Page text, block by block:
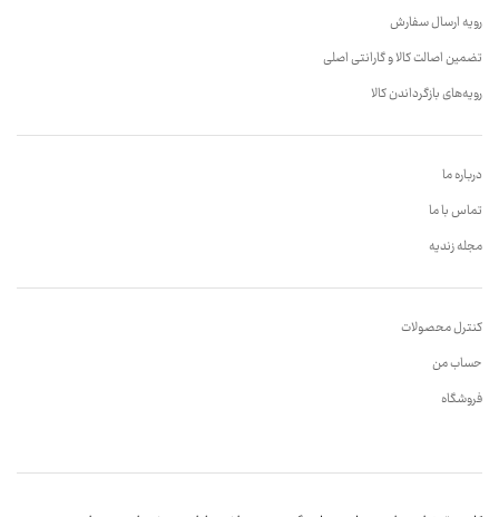
رویه ارسال سفارش
تضمین اصالت کالا و گارانتی اصلی
رویه‌های بازگرداندن کالا
درباره ما
تماس با ما
مجله زندیه
کنترل محصولات
حساب من
فروشگاه